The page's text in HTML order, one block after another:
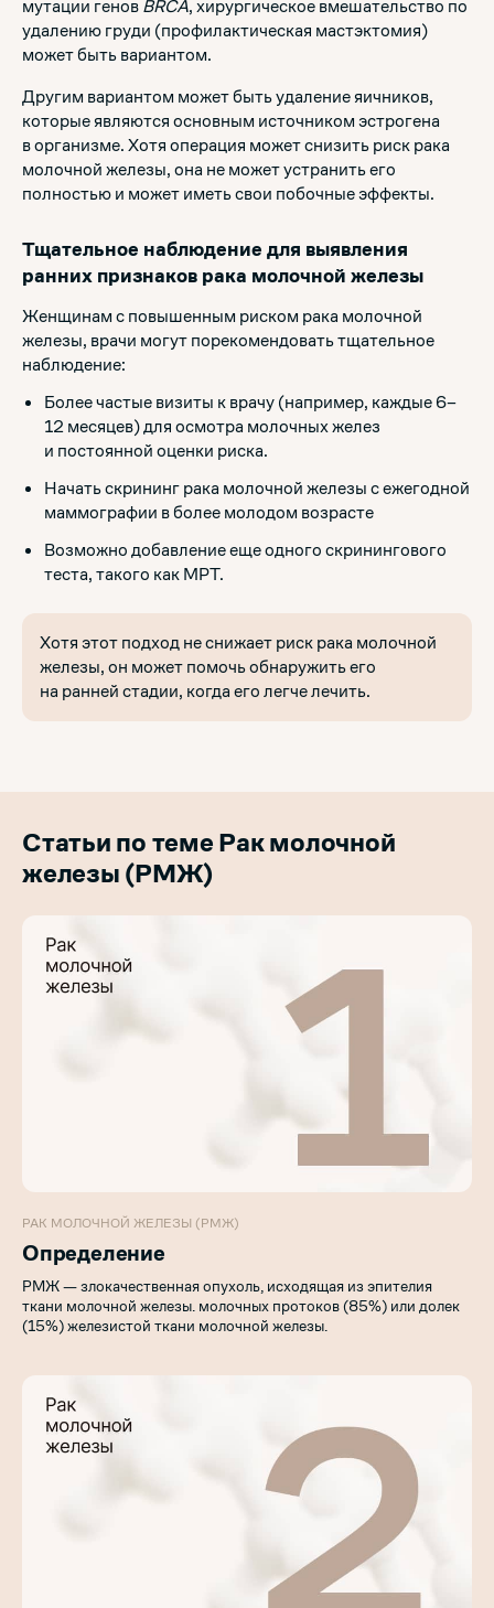
мутации геновBRCA, хирургическое вмешательство по
удалению груди (профилактическая мастэктомия)
может быть вариантом.
Другим вариантом может быть удаление яичников,
которые являются основным источником эстрогена
в организме. Хотя операция может снизить риск рака
молочной железы, она не может устранить его
полностью и может иметь свои побочные эффекты.
Тщательное наблюдение для выявления
ранних признаков рака молочной железы
Женщинам с повышенным риском рака молочной
железы, врачи могут порекомендовать тщательное
наблюдение:
Более частые визиты к врачу (например, каждые 6–
12 месяцев) для осмотра молочных желез
и постоянной оценки риска.
Начать скрининг рака молочной железы с ежегодной
маммографии в более молодом возрасте
Возможно добавление еще одного скринингового
теста, такого как МРТ.
Хотя этот подход не снижает риск рака молочной
железы, он может помочь обнаружить его
на ранней стадии, когда его легче лечить.
Статьи по теме Рак молочной
железы (РМЖ)
РАК МОЛОЧНОЙ ЖЕЛЕЗЫ (РМЖ)
Определение
РМЖ — злокачественная опухоль, исходящая из эпителия
ткани молочной железы. молочных протоков (85%) или долек
(15%) железистой ткани молочной железы.